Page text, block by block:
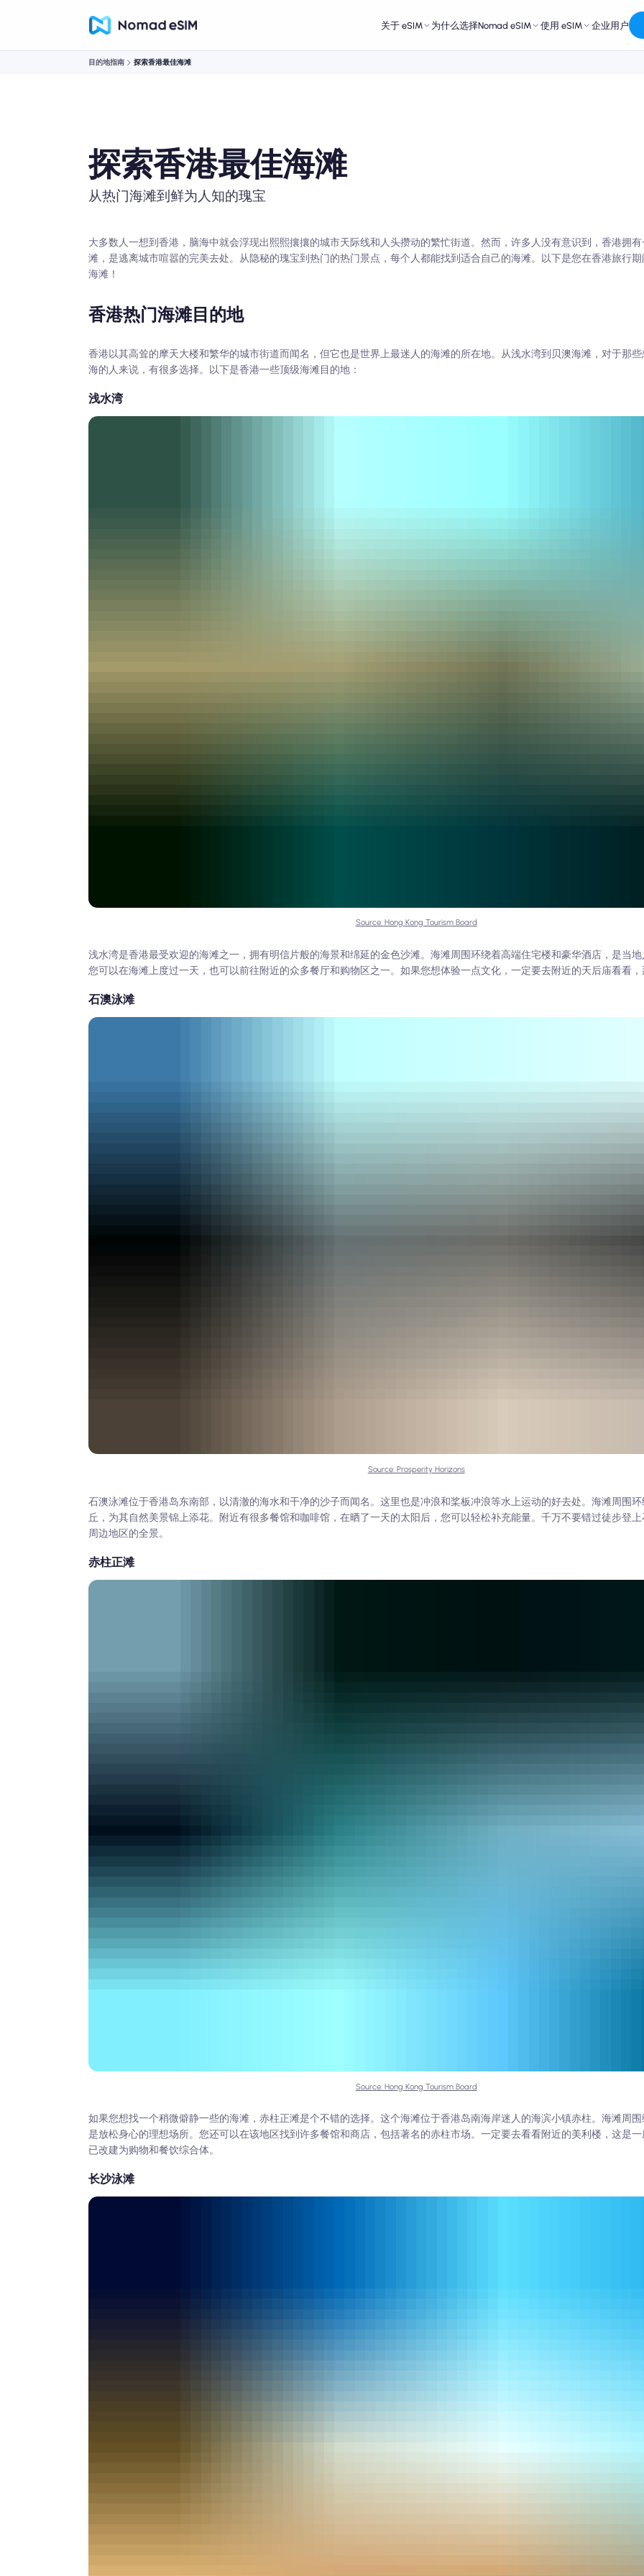
关于 eSIM 为什么选择Nomad eSIM 使用 eSIM 企业用户
目的地指南 探索香港最佳海滩
探索香港最佳海滩
从热门海滩到鲜为人知的瑰宝
大多数人一想到香港，脑海中就会浮现出熙熙攘攘的城市天际线和人头攒动的繁忙街道。然而，许多人没有意识到，香港拥
滩，是逃离城市喧嚣的完美去处。从隐秘的瑰宝到热门的热门景点，每个人都能找到适合自己的海滩。以下是您在香港旅行
海滩！
香港热门海滩目的地
香港以其高耸的摩天大楼和繁华的城市街道而闻名，但它也是世界上最迷人的海滩的所在地。从浅水湾到贝澳海滩，对于那
海的人来说，有很多选择。以下是香港一些顶级海滩目的地：
浅水湾
Source: Hong Kong Tourism Board
浅水湾是香港最受欢迎的海滩之一，拥有明信片般的海景和绵延的金色沙滩。海滩周围环绕着高端住宅楼和豪华酒店，是当地
您可以在海滩上度过一天，也可以前往附近的众多餐厅和购物区之一。如果您想体验一点文化，一定要去附近的天后庙看看，
石澳泳滩
Source: Prosperity Horizons
石澳泳滩位于香港岛东南部，以清澈的海水和干净的沙子而闻名。这里也是冲浪和桨板冲浪等水上运动的好去处。海滩周围
丘，为其自然美景锦上添花。附近有很多餐馆和咖啡馆，在晒了一天的太阳后，您可以轻松补充能量。千万不要错过徒步登
周边地区的全景。
赤柱正滩
Source: Hong Kong Tourism Board
如果您想找一个稍微僻静一些的海滩，赤柱正滩是个不错的选择。这个海滩位于香港岛南海岸迷人的海滨小镇赤柱。海滩周围
是放松身心的理想场所。您还可以在该地区找到许多餐馆和商店，包括著名的赤柱市场。一定要去看看附近的美利楼，这是
已改建为购物和餐饮综合体。
长沙泳滩